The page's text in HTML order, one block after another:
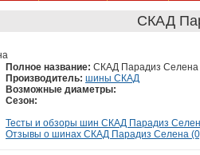
СКАД
Полное название: СКАД Парадиз Селена
Производитель: шины СКАД
Возможные диаметры:
Сезон:
Тесты и обзоры шин СКАД Парадиз
Отзывы о шинах СКАД Парадиз Селена